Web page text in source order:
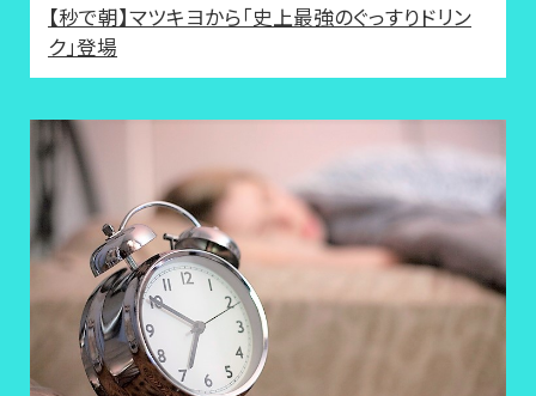
【秒で朝】マツキヨから「史上最強のぐっすりドリン
ク」登場